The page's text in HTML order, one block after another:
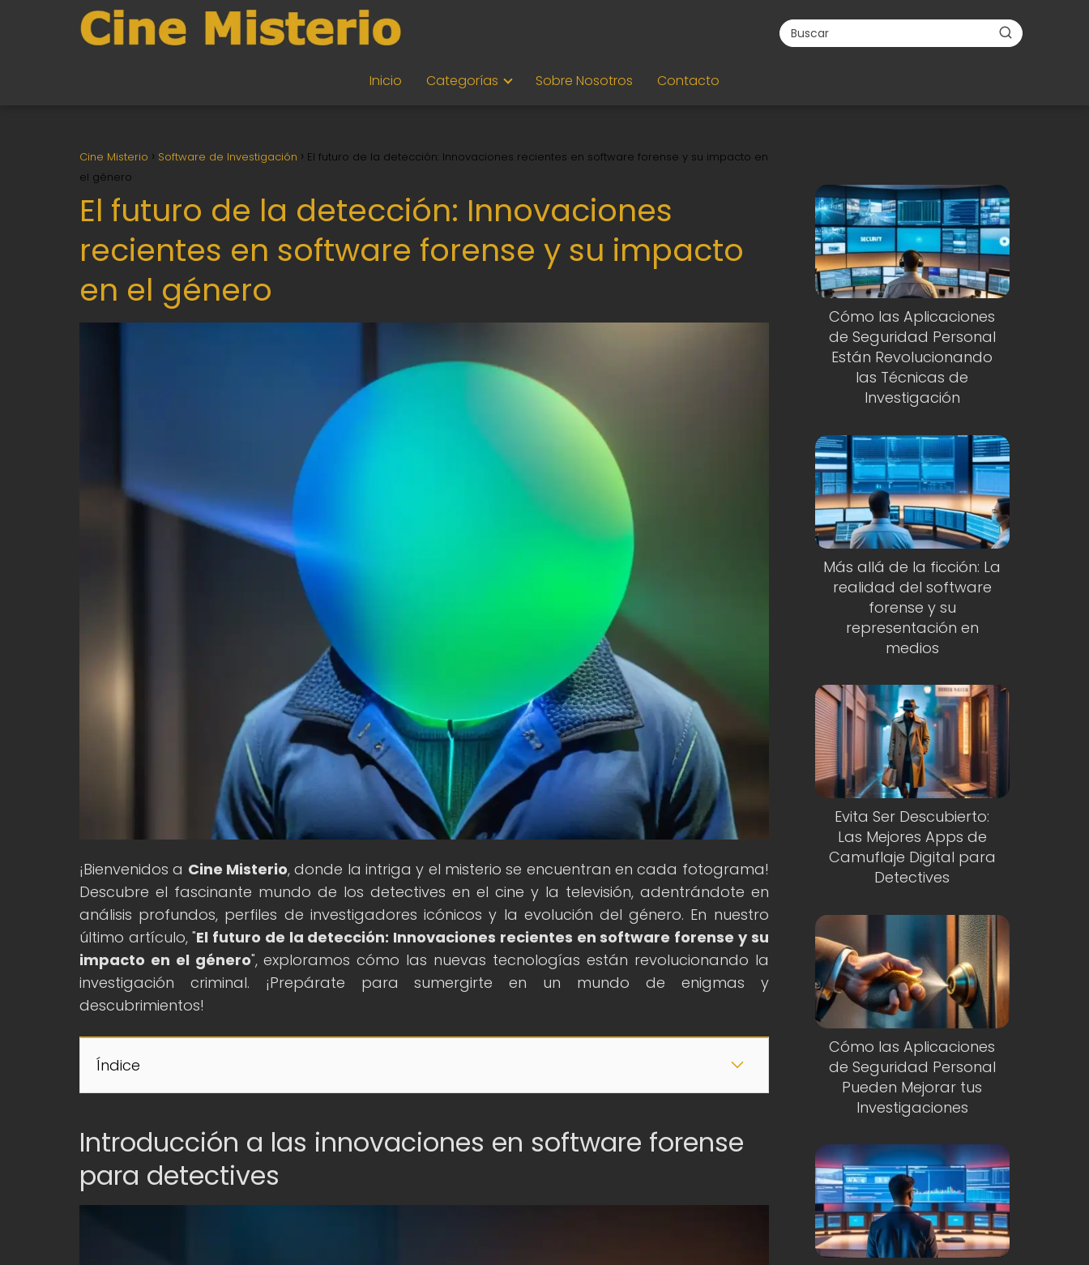
Inicio Categorías Sobre Nosotros Contacto
Cine Misterio Software de Investigación
El futuro de la detección: Innovaciones recientes en software forense y su impacto en
el género
El futuro de la detección: Innovaciones
recientes en software forense y su impacto
en el género
¡Bienvenidos a Cine Misterio, donde la intriga y el misterio se encuentran en cada fotograma!
Descubre el fascinante mundo de los detectives en el cine y la televisión, adentrándote en
análisis profundos, perfiles de investigadores icónicos y la evolución del género. En nuestro
último artículo, "El futuro de la detección: Innovaciones recientes en software forense y su
impacto en el género", exploramos cómo las nuevas tecnologías están revolucionando la
investigación criminal. ¡Prepárate para sumergirte en un mundo de enigmas y
descubrimientos!
Índice
Introducción a las innovaciones en software forense
para detectives
Cómo las Aplicaciones
de Seguridad Personal
Están Revolucionando
las Técnicas de
Investigación
Más allá de la ficción: La
realidad del software
forense y su
representación en
medios
Evita Ser Descubierto:
Las Mejores Apps de
Camuflaje Digital para
Detectives
Cómo las Aplicaciones
de Seguridad Personal
Pueden Mejorar tus
Investigaciones